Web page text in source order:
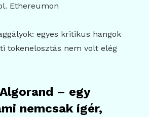
Ethereumon
egyes kritikus hangok
tokenelosztás nem volt elég
– egy
nemcsak ígér,